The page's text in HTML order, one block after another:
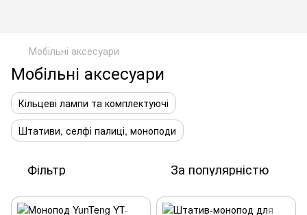
Мобільні аксесуари
Мобільні аксесуари
Кільцеві лампи та комплектуючі
Штативи, селфі палиці, моноподи
Фільтр За популярністю